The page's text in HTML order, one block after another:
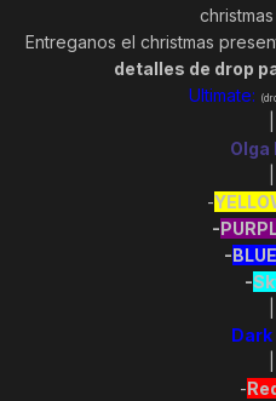
Entreganos el christmas
detalles de drop
Ultimate:
Olga
-
-
-
-
Dark
-